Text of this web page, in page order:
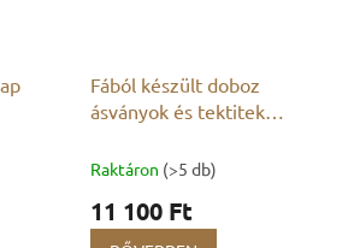
Fából készült doboz
ásványok és tektitek
Raktáron (>5 db)
11 100 Ft